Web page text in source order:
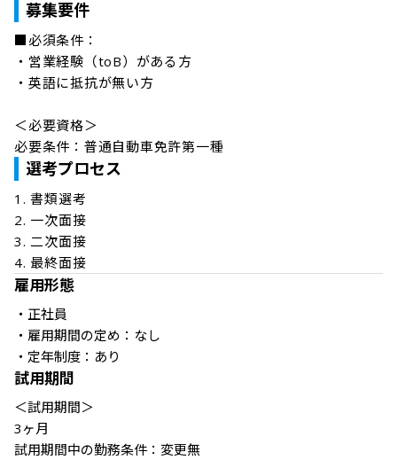
募集要件
■必須条件：
・営業経験（toB）がある方
・英語に抵抗が無い方
＜必要資格＞
必要条件：普通自動車免許第一種
選考プロセス
1. 書類選考
2. 一次面接
3. 二次面接
4. 最終面接
雇用形態
・正社員
・雇用期間の定め：なし
・定年制度：あり
試用期間
＜試用期間＞
3ヶ月
試用期間中の勤務条件：変更無